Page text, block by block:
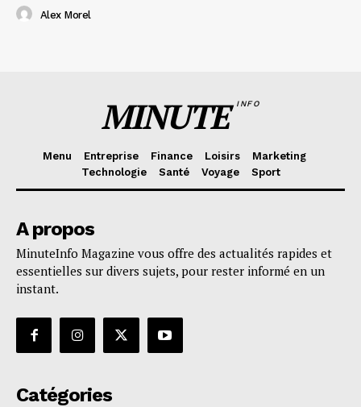
Alex Morel
MINUTE INFO
Menu Entreprise Finance Loisirs
Marketing
Technologie
Santé Voyage Sport
A propos
MinuteInfo Magazine vous offre des actualités rapides et
essentielles sur divers sujets, pour rester informé en un
instant.
Catégories